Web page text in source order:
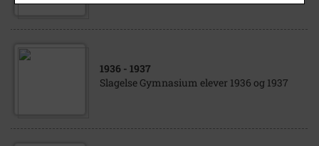
1936 - 1937
Slagelse Gymnasium elever 1936 og 1937